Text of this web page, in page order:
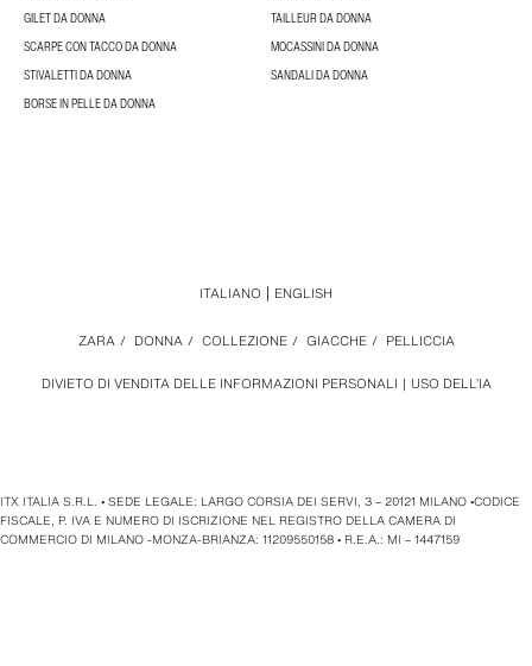
GILET DA DONNA
TAILLEUR DA DONNA
SCARPE CON TACCO DA DONNA
MOCASSINI DA DONNA
STIVALETTI DA DONNA
SANDALI DA DONNA
BORSE IN PELLE DA DONNA
DIVIETO DI VENDITA DELLE INFORMAZIONI PERSONALI USO DELL’IA
ZARA / DONNA / COLLEZIONE / GIACCHE / PELLICCIA
ITALIANO ENGLISH
ITX ITALIA S.R.L. • SEDE LEGALE: LARGO CORSIA DEI SERVI, 3 – 20121 MILANO •CODICE
FISCALE, P. IVA E NUMERO DI ISCRIZIONE NEL REGISTRO DELLA CAMERA DI
COMMERCIO DI MILANO -MONZA-BRIANZA: 11209550158 • R.E.A.: MI – 1447159